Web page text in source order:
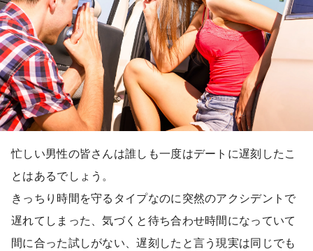
忙しい男性の皆さんは誰しも一度はデートに遅刻したこ
とはあるでしょう。
きっちり時間を守るタイプなのに突然のアクシデントで
遅れてしまった、気づくと待ち合わせ時間になっていて
間に合った試しがない、遅刻したと言う現実は同じでも